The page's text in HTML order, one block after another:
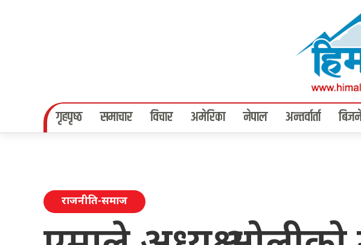
गृहपृष्‍ठ समाचार विचार अमेरिका नेपाल अन्तर्वार्ता
राजनीति-समाज